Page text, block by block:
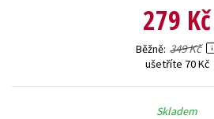
279 Kč
Běžně 349 Kč
ušetříte 70 Kč
Skladem